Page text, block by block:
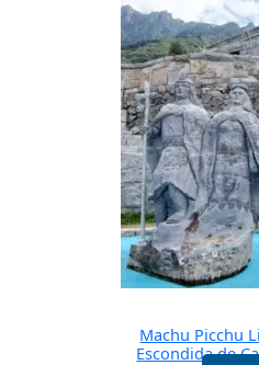
Machu Picchu
Escondida de